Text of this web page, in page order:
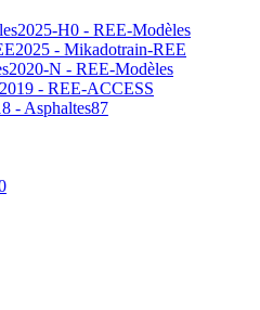
2025-H0 - REE-Modèles
2025 - Mikadotrain-REE
2020-N - REE-Modèles
2019 - REE-ACCESS
- Asphaltes87